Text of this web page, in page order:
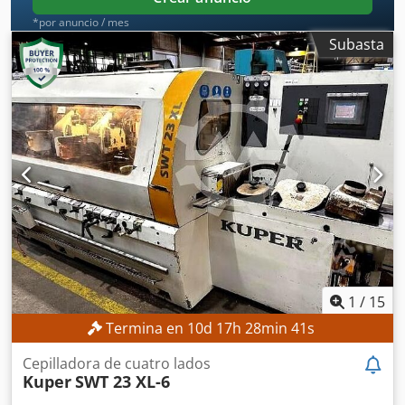
EQUIPAMIENTO Documentación
*por anuncio / mes
Subasta
1 / 15
Termina en 10d 17h 28min 39s
Cepilladora de cuatro lados
KuperSWT 23 XL-6